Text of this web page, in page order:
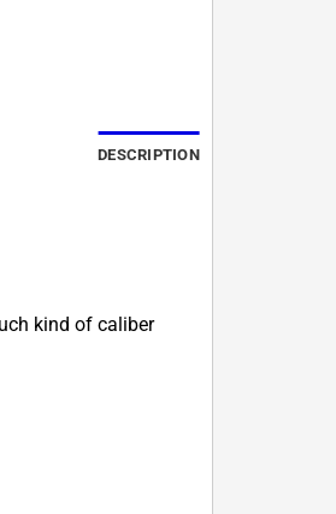
DESCRIPTION
kind of caliber